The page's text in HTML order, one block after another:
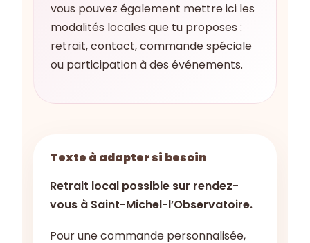
vous pouvez également mettre ici les
modalités locales que tu proposes :
retrait, contact, commande spéciale
ou participation à des événements.
Texte à adapter si besoin
Retrait local possible sur rendez-
vous à Saint-Michel-l’Observatoire.
Pour une commande personnalisée,